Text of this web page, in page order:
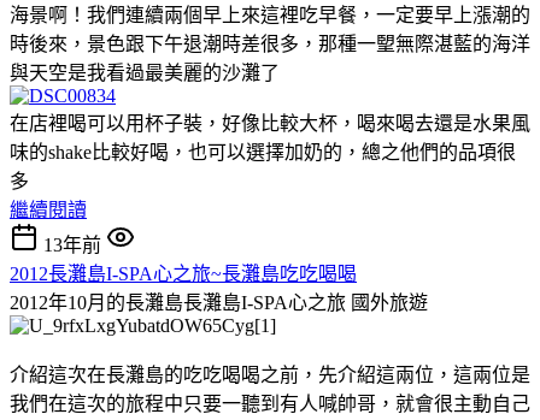
海景啊！我們連續兩個早上來這裡吃早餐，一定要早上漲潮的
時後來，景色跟下午退潮時差很多，那種一朢無際湛藍的海洋
與天空是我看過最美麗的沙灘了
在店裡喝可以用杯子裝，好像比較大杯，喝來喝去還是水果風
味的shake比較好喝，也可以選擇加奶的，總之他們的品項很
多
繼續閱讀
13年前
2012長灘島I-SPA心之旅~長灘島吃吃喝喝
2012年10月的長灘島長灘島I-SPA心之旅 國外旅遊
介紹這次在長灘島的吃吃喝喝之前，先介紹這兩位，這兩位是
我們在這次的旅程中只要一聽到有人喊帥哥，就會很主動自己